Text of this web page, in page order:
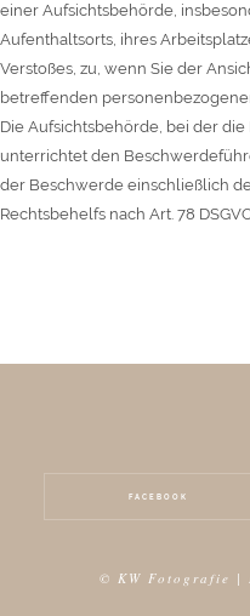
einer Aufsichtsbehörde,
Aufenthaltsorts, ihres
Verstoßes, zu, wenn Sie der
betreffenden
Die Aufsichtsbehörde, bei der
unterrichtet den
der Beschwerde einschließlich
Rechtsbehelfs nach Art. 78
FACEBOOK
© KW Fotografie |